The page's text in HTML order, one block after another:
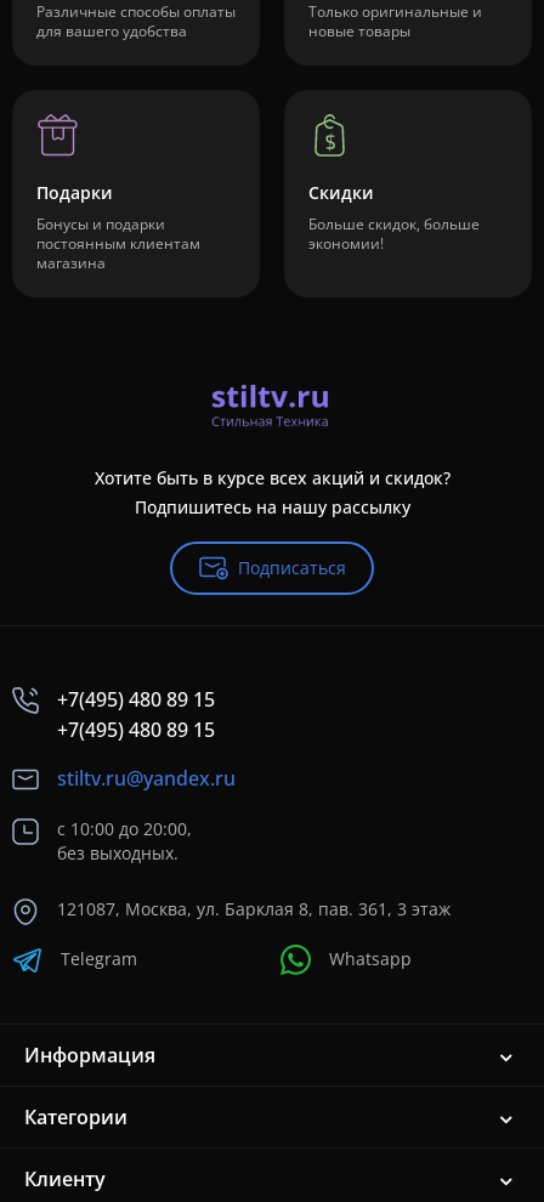
Различные способы оплаты
для вашего удобства
Только оригинальные и
новые товары
Подарки
Бонусы и подарки
постоянным клиентам
магазина
Скидки
Больше скидок, больше
экономии!
Хотите быть в курсе всех акций и скидок?
Подпишитесь на нашу рассылку
Подписаться
+7(495) 480 89 15
+7(495) 480 89 15
stiltv.ru@yandex.ru
с 10:00 до 20:00,
без выходных.
121087, Москва, ул. Барклая 8, пав. 361, 3 этаж
Telegram Whatsapp
Информация
Категории
Клиенту